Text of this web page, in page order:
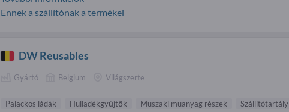
Ennek a szállítónak a termékei
DW Reusables
Gyártó Belgium Világszerte
Palackos ládák Hulladékgyűjtők Muszaki muanyag részek
Szállítótartály